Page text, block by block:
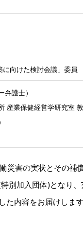
向けた検討会議」委員
護士）
産業保健経営学研究室
害の実状とその
別加入団体)となり
た内容をお届けしま